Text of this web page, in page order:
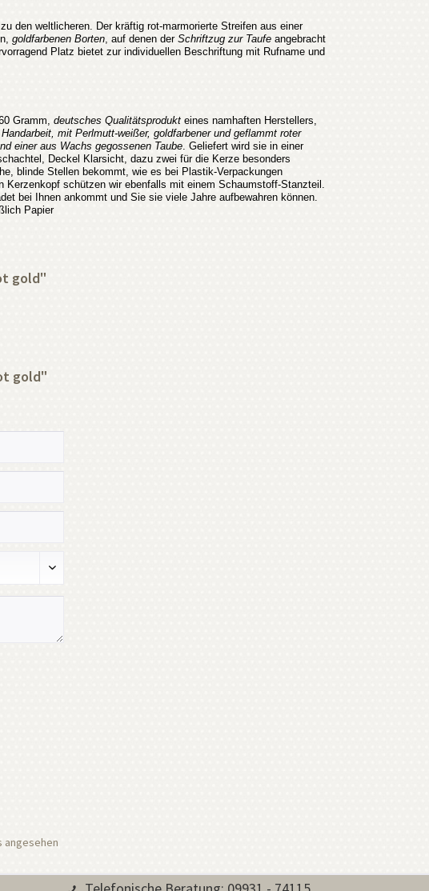
den weltlicheren. Der kräftig rot-marmorierte Streifen aus einer
goldfarbenen Borten, auf denen der Schriftzug zur Taufe angebracht
Platz bietet zur individuellen Beschriftung mit Rufname und
Gramm, deutsches Qualitätsprodukt eines namhaften Herstellers,
, mit Perlmutt-weißer, goldfarbener und geflammt roter
einer aus Wachs gegossenen Taube. Geliefert wird sie in einer
Deckel Klarsicht, dazu zwei für die Kerze besonders
blinde Stellen bekommt, wie es bei Plastik-Verpackungen
schützen wir ebenfalls mit einem Schaumstoff-Stanzteil.
bei Ihnen ankommt und Sie sie viele Jahre aufbewahren können.
Papier
gold"
gold"
angesehen